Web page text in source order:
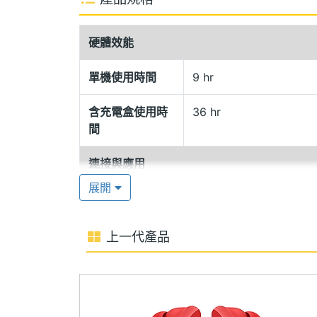
Beats Studio Buds + 單耳機最高可連續
量續航表現，應付日常使用綽綽有餘；
分鐘就能享有 1 小時聆聽音樂享受。
Beats 專屬原音平台
Beats Studio Buds + 擁有專屬的原音平
音，享受震撼與更具立體聲的音質；並
App，增強 IOS 與 Android 之間連結的
Beats Studio Buds + 搭載 ANC 主動降
界干擾，享受更清晰的聲音，還能切換
的聲音和耳機中播放的音樂，可以快速與
硬體效能
單機使用時間 9 hr
含充電盒使用時
間
36 hr
連接與應用
藍牙
藍牙版本
Yes
展開
上一代產品